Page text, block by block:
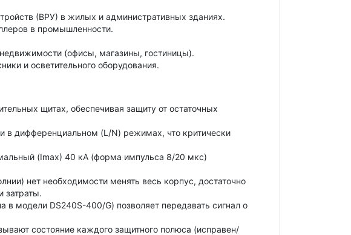
(ВРУ) в жилых и административных зданиях.
в промышленности.
(офисы, магазины, гостиницы).
и осветительного оборудования.
щитах, обеспечивая защиту от остаточных
в дифференциальном (L/N) режимах, что критически
(Imax) 40 кА (форма импульса 8/20 мкс)
нет необходимости менять весь корпус, достаточно
затраты.
в модели DS240S-400/G) позволяет передавать сигнал о
состояние каждого защитного полюса (исправен/